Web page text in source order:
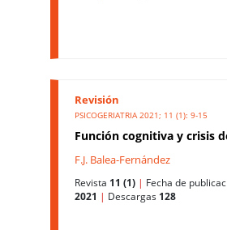
Revisión
PSICOGERIATRIA 2021; 11 (1): 9-15
Función cognitiva y crisis
F.J. Balea-Fernández
Revista 11 (1) | Fecha de
2021 | Descargas 128